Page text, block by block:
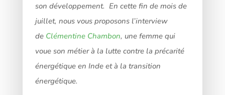
son développement. En cette fin de mois de
juillet, nous vous proposons l’interview
de Clémentine Chambon, une femme qui
voue son métier à la lutte contre la précarité
énergétique en Inde et à la transition
énergétique.